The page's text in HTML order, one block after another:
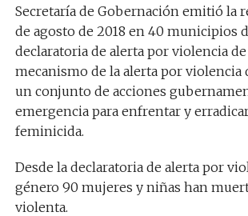
Secretaría de Gobernación emitió la
de agosto de 2018 en 40 municipios
declaratoria de alerta por violencia
mecanismo de la alerta por violencia
un conjunto de acciones
emergencia para enfrentar y
feminicida.
Desde la declaratoria de alerta por
género 90 mujeres y niñas han
violenta.